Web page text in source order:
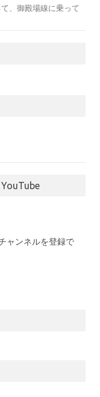
、御殿場線に乗って
ャンネルを登録で